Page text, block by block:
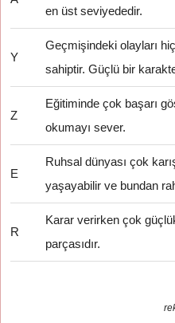
en üst seviyededir.
Y
Geçmişindeki olayları
sahiptir. Güçlü bir
Z
Eğitiminde çok başarı
okumayı sever.
E
Ruhsal dünyası çok
yaşayabilir ve bundan
R
Karar verirken çok
parçasıdır.